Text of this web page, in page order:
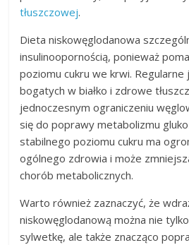
tłuszczowej.
Dieta niskowęglodanowa
insulinoopornością, ponieważ
poziomu cukru we krwi. Regularne
bogatych w białko i zdrowe
jednoczesnym ograniczeniu
się do poprawy metabolizmu
stabilnego poziomu cukru ma
ogólnego zdrowia i może
chorób metabolicznych.
Warto również zaznaczyć, że
niskowęglodanową można nie
sylwetkę, ale także znacząco